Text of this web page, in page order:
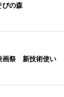
びの森
画祭 新技術使い